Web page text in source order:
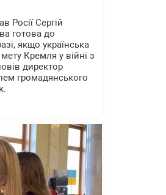
Росії Сергій
готова до
якщо українська
Кремля у війні з
директор
громадянського